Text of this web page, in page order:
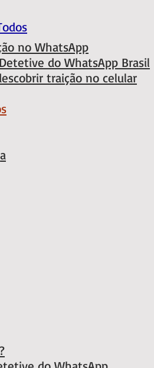
no WhatsApp
do WhatsApp Brasil
traição no celular